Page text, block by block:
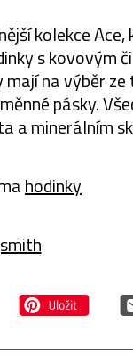
kolekce
s kovovým
na výběr
pásky.
a minerálním
hodinky